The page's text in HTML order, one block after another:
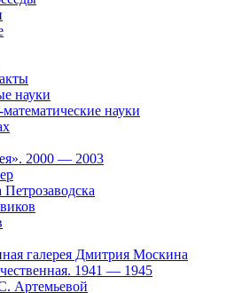
науки
науки
2000 — 2003
галерея Дмитрия Москина
1941 — 1945
Артемьевой